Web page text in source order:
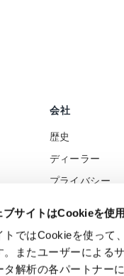
ブサイトはCookieを使
トではCookieを使って
。またユーザーによる
タ解析の各パートナー
会社
歴史
ディーラー
プライバシー
フィードバック